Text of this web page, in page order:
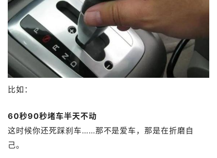
比如：
60秒90秒堵车半天不动
这时候你还死踩刹车……那不是爱车，那是在折磨自
己。